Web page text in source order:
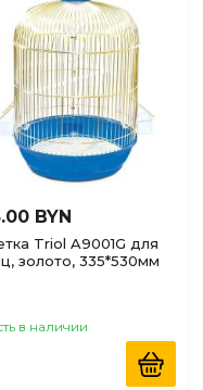
BYN
Triol A9001G для
золото, 335*530мм
в наличии